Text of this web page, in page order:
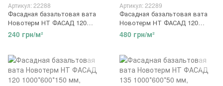
Артикул: 22288
Фасадная базальтовая вата
Новотерм НТ ФАСАД 120
1000*600*50 мм, плотность
120кг/м3
240 грн/м²
Артикул: 22289
Фасадная базальтовая вата
Новотерм НТ ФАСАД 120
1000*600*100 мм, плотность
120кг/м3
480 грн/м²